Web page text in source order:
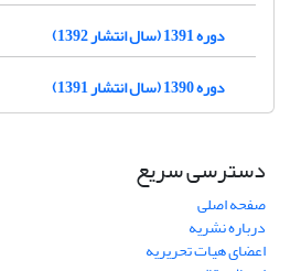
دوره 1391 (سال انتشار 1392)
دوره 1390 (سال انتشار 1391)
دسترسی سریع
صفحه اصلی
درباره نشریه
اعضای هیات تحریریه